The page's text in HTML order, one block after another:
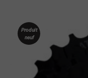
Produit
neuf